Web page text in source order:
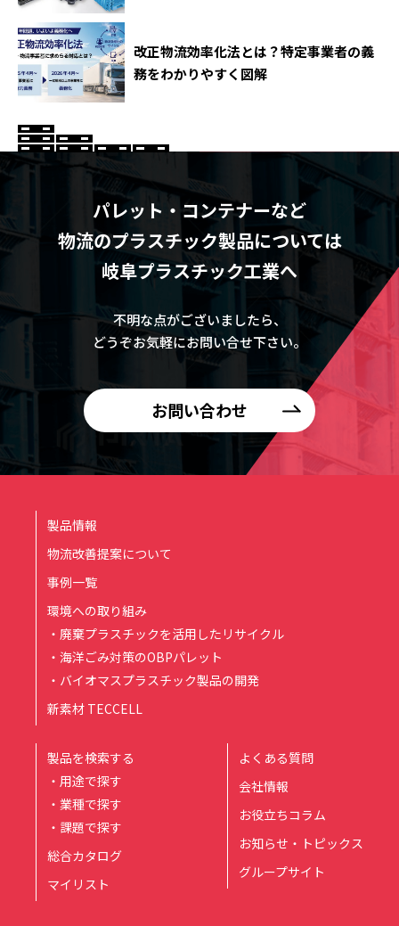
改正物流効率化法とは？特定事業者の義
務をわかりやすく図解
パレット・コンテナーなど
物流のプラスチック製品については
岐阜プラスチック工業へ
不明な点がございましたら、
どうぞお気軽にお問い合せ下さい。
お問い合わせ
製品情報
物流改善提案について
事例一覧
環境への取り組み
・廃棄プラスチックを活用したリサイクル
・海洋ごみ対策のOBPパレット
・バイオマスプラスチック製品の開発
新素材 TECCELL
製品を検索する
・用途で探す
・業種で探す
・課題で探す
総合カタログ
マイリスト
よくある質問
会社情報
お役立ちコラム
お知らせ・トピックス
グループサイト